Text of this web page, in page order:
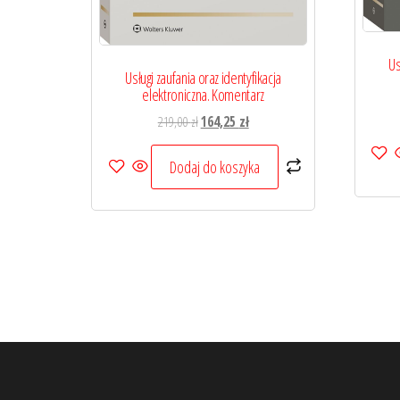
Usługi zaufania oraz identyfikacja
elektroniczna. Komentarz
219,00złPierwotna
cena
wynosiła:
219,00 zł.
164,25 złAktualna
cena
wynosi:
164,25 zł.
Dodaj do koszyka